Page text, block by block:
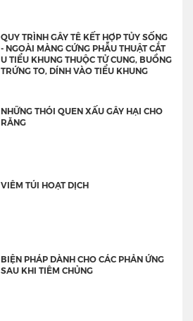
QUY TRÌNH GÂY TÊ KẾT HỢP TỦY SỐNG
- NGOÀI MÀNG CỨNG PHẪU THUẬT CẮT
U TIỂU KHUNG THUỘC TỬ CUNG, BUỒNG
TRỨNG TO, DÍNH VÀO TIỂU KHUNG
NHỮNG THÓI QUEN XẤU GÂY HẠI CHO
RĂNG
VIÊM TÚI HOẠT DỊCH
BIỆN PHÁP DÀNH CHO CÁC PHẢN ỨNG
SAU KHI TIÊM CHỦNG